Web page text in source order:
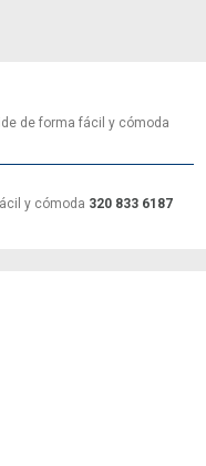
de forma fácil y cómoda
y cómoda 320 833 6187